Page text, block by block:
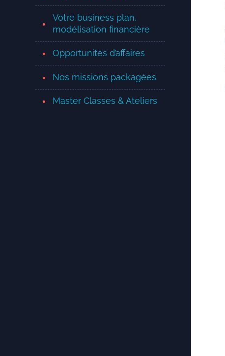
Votre business plan,
modélisation financière
Opportunités d’affaires
Nos missions packagées
Master Classes & Ateliers